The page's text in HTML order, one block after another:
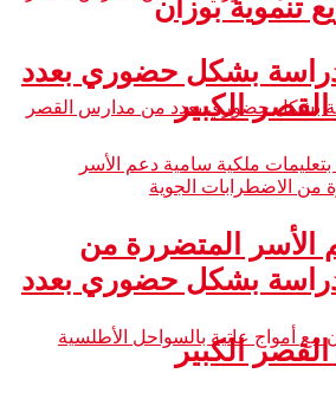
تنموية بوزان
بشكل حضوري بعدد
الكبير
بشكل حضوري بعدد
الكبير
الأسر المتضررة من